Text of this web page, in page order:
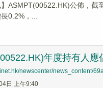
】ASMPT(00522.HK)公佈，
0.2%，...
年度持有人
newscenter/news_content/
日 上午9:40